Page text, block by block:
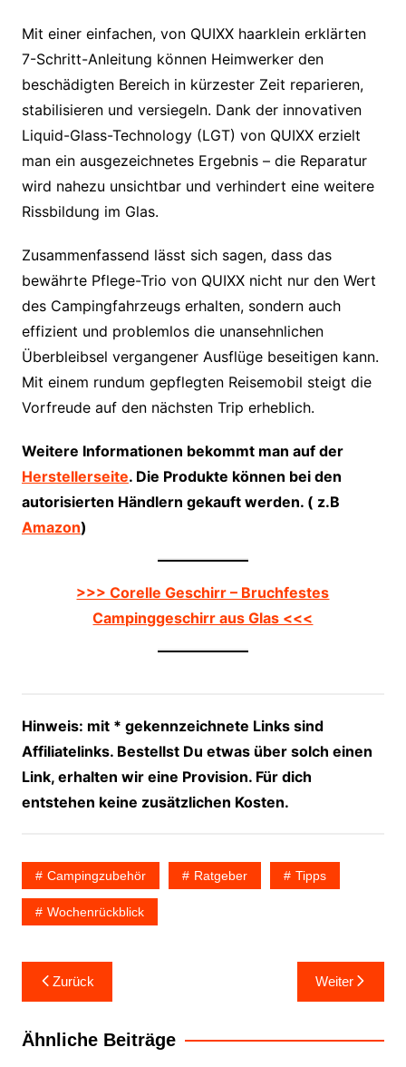
Mit einer einfachen, von QUIXX haarklein erklärten
7-Schritt-Anleitung können Heimwerker den
beschädigten Bereich in kürzester Zeit reparieren,
stabilisieren und versiegeln. Dank der innovativen
Liquid-Glass-Technology (LGT) von QUIXX erzielt
man ein ausgezeichnetes Ergebnis – die Reparatur
wird nahezu unsichtbar und verhindert eine weitere
Rissbildung im Glas.
Zusammenfassend lässt sich sagen, dass das
bewährte Pflege-Trio von QUIXX nicht nur den Wert
des Campingfahrzeugs erhalten, sondern auch
effizient und problemlos die unansehnlichen
Überbleibsel vergangener Ausflüge beseitigen kann.
Mit einem rundum gepflegten Reisemobil steigt die
Vorfreude auf den nächsten Trip erheblich.
Weitere Informationen bekommt man auf der
Herstellerseite. Die Produkte können bei den
autorisierten Händlern gekauft werden. ( z.B
Amazon)
>>> Corelle Geschirr – Bruchfestes
Campinggeschirr aus Glas <<<
Hinweis: mit * gekennzeichnete Links sind
Affiliatelinks. Bestellst Du etwas über solch einen
Link, erhalten wir eine Provision. Für dich
entstehen keine zusätzlichen Kosten.
Campingzubehör Ratgeber Tipps
Wochenrückblick
Beitragsnavigation
Zurück Weiter
Ähnliche Beiträge